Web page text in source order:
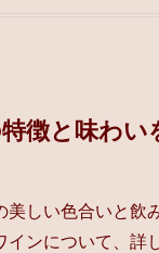
徴と味わい
美しい色合いと飲
インについて、詳